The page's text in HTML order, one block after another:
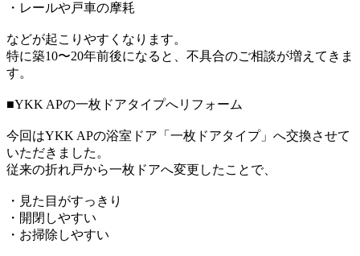
・レールや戸車の摩耗
などが起こりやすくなります。
特に築10〜20年前後になると、不具合のご相談が増えてきま
す。
■YKK APの一枚ドアタイプへリフォーム
今回はYKK APの浴室ドア「一枚ドアタイプ」へ交換させて
いただきました。
従来の折れ戸から一枚ドアへ変更したことで、
・見た目がすっきり
・開閉しやすい
・お掃除しやすい